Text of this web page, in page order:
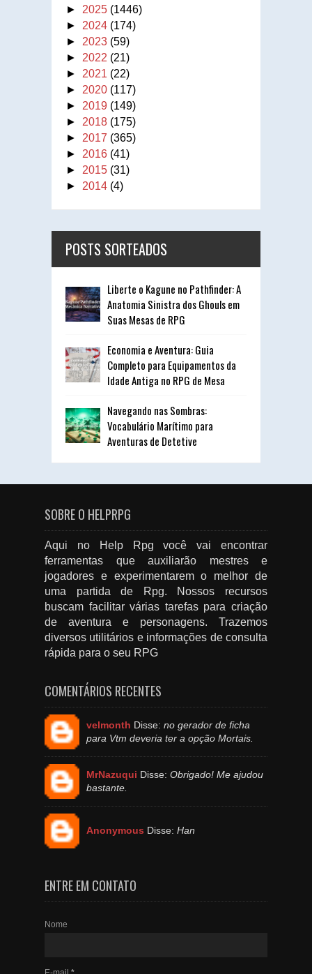
► 2025 (1446)
► 2024 (174)
► 2023 (59)
► 2022 (21)
► 2021 (22)
► 2020 (117)
► 2019 (149)
► 2018 (175)
► 2017 (365)
► 2016 (41)
► 2015 (31)
► 2014 (4)
POSTS SORTEADOS
Liberte o Kagune no Pathfinder: A
Anatomia Sinistra dos Ghouls em
Suas Mesas de RPG
Economia e Aventura: Guia
Completo para Equipamentos da
Idade Antiga no RPG de Mesa
Navegando nas Sombras:
Vocabulário Marítimo para
Aventuras de Detetive
SOBRE O HELPRPG
Aqui no Help Rpg você vai encontrar
ferramentas que auxiliarão mestres e
jogadores e experimentarem o melhor de
uma partida de Rpg. Nossos recursos
buscam facilitar várias tarefas para criação
de aventura e personagens. Trazemos
diversos utilitários e informações de consulta
rápida para o seu RPG
COMENTÁRIOS RECENTES
velmonth Disse: no gerador de ficha
para Vtm deveria ter a opção Mortais.
MrNazuqui Disse: Obrigado! Me ajudou
bastante.
Anonymous Disse: Han
ENTRE EM CONTATO
Nome